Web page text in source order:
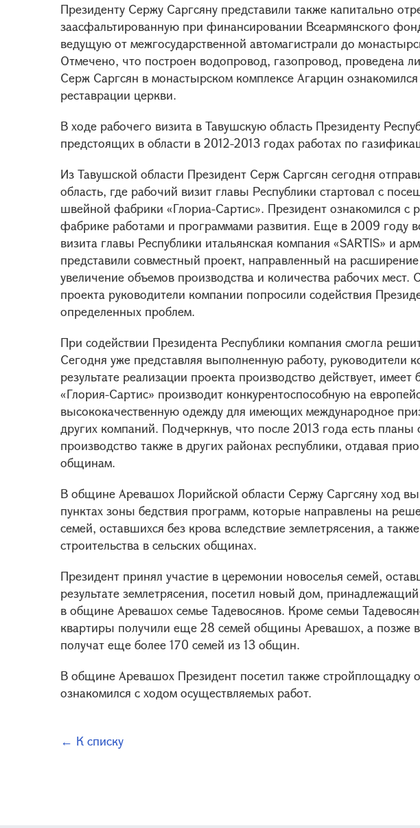
Президенту Сержу Саргсяну представили также капитально
заасфальтированную при финансировании Всеармянского
ведущую от межгосударственной автомагистрали до
Отмечено, что построен водопровод, газопровод, проведена
Серж Саргсян в монастырском комплексе Агарцин
реставрации церкви.
В ходе рабочего визита в Тавушскую область Президенту
предстоящих в области в 2012-2013 годах работах по
Из Тавушской области Президент Серж Саргсян сегодня
область, где рабочий визит главы Республики стартовал с
швейной фабрики «Глориа-Сартис». Президент ознакомился с
фабрике работами и программами развития. Еще в 2009 году
визита главы Республики итальянская компания «SARTIS» и
представили совместный проект, направленный на
увеличение объемов производства и количества рабочих мест.
проекта руководители компании попросили содействия
определенных проблем.
При содействии Президента Республики компания смогла
Сегодня уже представляя выполненную работу, руководители
результате реализации проекта производство действует,
«Глория-Сартис» производит конкурентоспособную на
высококачественную одежду для имеющих международное
других компаний. Подчеркнув, что после 2013 года есть планы
производство также в других районах республики, отдавая
общинам.
В общине Аревашох Лорийской области Сержу Саргсяну ход
пунктах зоны бедствия программ, которые направлены на
семей, оставшихся без крова вследствие землетрясения, а
строительства в сельских общинах.
Президент принял участие в церемонии новоселья семей,
результате землетрясения, посетил новый дом,
в общине Аревашох семье Тадевосянов. Кроме семьи
квартиры получили еще 28 семей общины Аревашох, а позже
получат еще более 170 семей из 13 общин.
В общине Аревашох Президент посетил также стройплощадку
ознакомился с ходом осуществляемых работ.
← К списку